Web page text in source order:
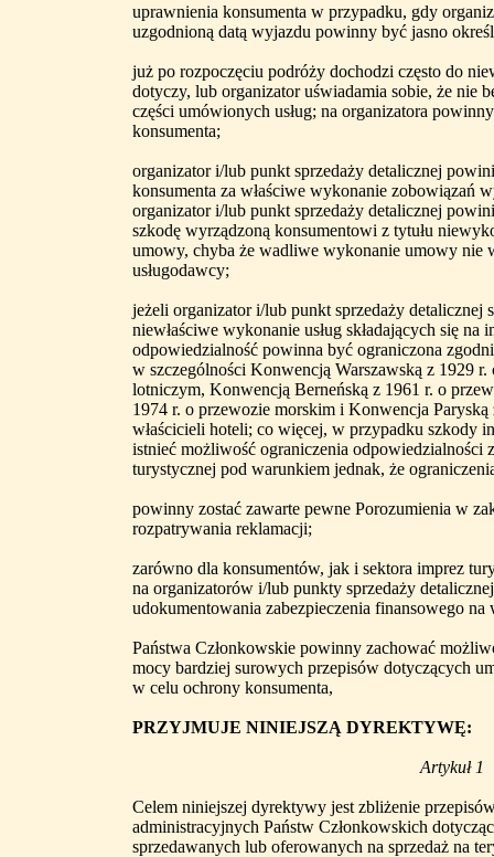
uprawnienia konsumenta w przypadku, gdy
uzgodnioną datą wyjazdu powinny być jasno
już po rozpoczęciu podróży dochodzi często do
dotyczy, lub organizator uświadamia sobie, że nie
części umówionych usług; na organizatora
konsumenta;
organizator i/lub punkt sprzedaży detalicznej
konsumenta za właściwe wykonanie zobowiązań
organizator i/lub punkt sprzedaży detalicznej
szkodę wyrządzoną konsumentowi z tytułu
umowy, chyba że wadliwe wykonanie umowy
usługodawcy;
jeżeli organizator i/lub punkt sprzedaży
niewłaściwe wykonanie usług składających się na
odpowiedzialność powinna być ograniczona
w szczególności Konwencją Warszawską z 1929
lotniczym, Konwencją Berneńską z 1961 r. o
1974 r. o przewozie morskim i Konwencja
właścicieli hoteli; co więcej, w przypadku szkody
istnieć możliwość ograniczenia odpowiedzialności
turystycznej pod warunkiem jednak, że
powinny zostać zawarte pewne Porozumienia w
rozpatrywania reklamacji;
zarówno dla konsumentów, jak i sektora imprez
na organizatorów i/lub punkty sprzedaży
udokumentowania zabezpieczenia finansowego
Państwa Członkowskie powinny zachować
mocy bardziej surowych przepisów dotyczących
w celu ochrony konsumenta,
PRZYJMUJE NINIEJSZĄ DYREKTYWĘ:
Artykuł 1
Celem niniejszej dyrektywy jest zbliżenie
administracyjnych Państw Członkowskich
sprzedawanych lub oferowanych na sprzedaż na